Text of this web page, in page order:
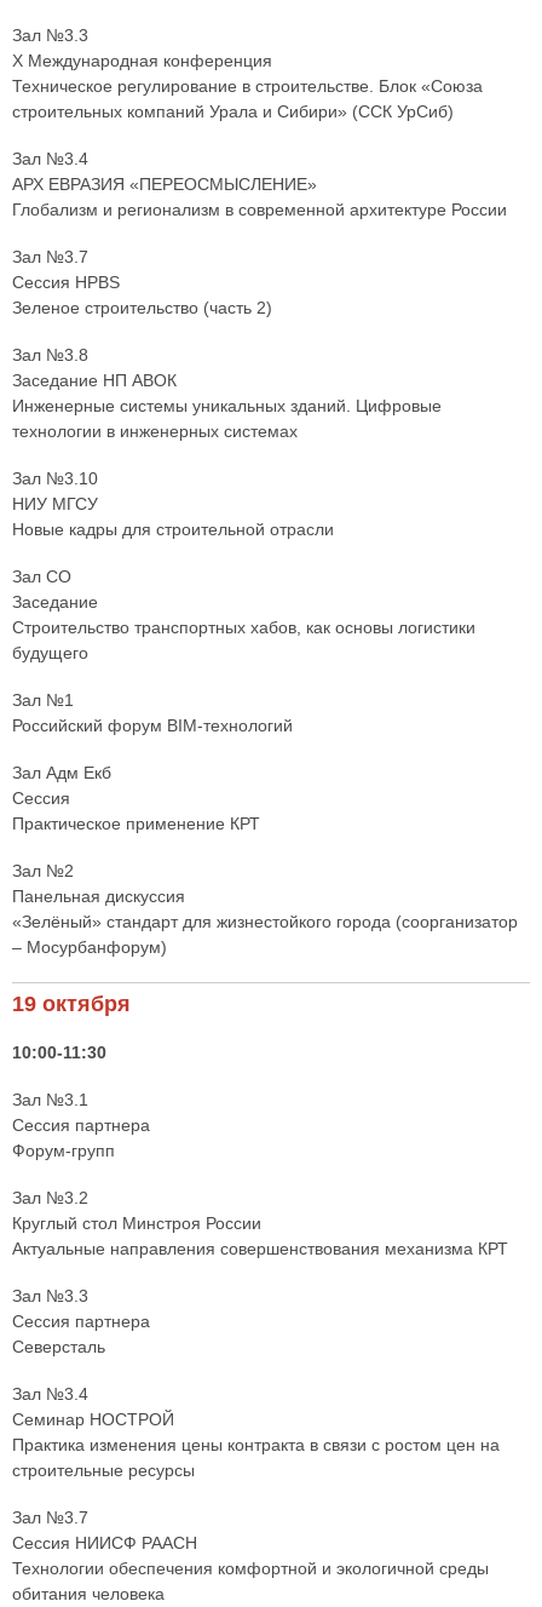
Зал №3.3
X Международная конференция
Техническое регулирование в строительстве. Блок «Союза
строительных компаний Урала и Сибири» (ССК УрСиб)
Зал №3.4
АРХ ЕВРАЗИЯ «ПЕРЕОСМЫСЛЕНИЕ»
Глобализм и регионализм в современной архитектуре России
Зал №3.7
Сессия HPBS
Зеленое строительство (часть 2)
Зал №3.8
Заседание НП АВОК
Инженерные системы уникальных зданий. Цифровые
технологии в инженерных системах
Зал №3.10
НИУ МГСУ
Новые кадры для строительной отрасли
Зал СО
Заседание
Строительство транспортных хабов, как основы логистики
будущего
Зал №1
Российский форум BIM-технологий
Зал Адм Екб
Сессия
Практическое применение КРТ
Зал №2
Панельная дискуссия
«Зелёный» стандарт для жизнестойкого города (соорганизатор
– Мосурбанфорум)
19 октября
10:00-11:30
Зал №3.1
Сессия партнера
Форум-групп
Зал №3.2
Круглый стол Минстроя России
Актуальные направления совершенствования механизма КРТ
Зал №3.3
Сессия партнера
Северсталь
Зал №3.4
Семинар НОСТРОЙ
Практика изменения цены контракта в связи с ростом цен на
строительные ресурсы
Зал №3.7
Сессия НИИСФ РААСН
Технологии обеспечения комфортной и экологичной среды
обитания человека